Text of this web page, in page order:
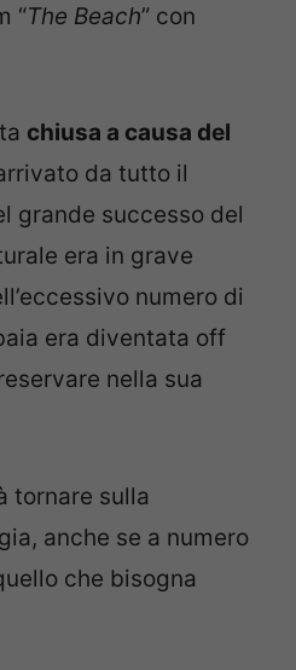
“The Beach” con
chiusa a causa del
da tutto il
grande successo del
era in grave
numero di
era diventata off
nella sua
tornare sulla
anche se a numero
che bisogna